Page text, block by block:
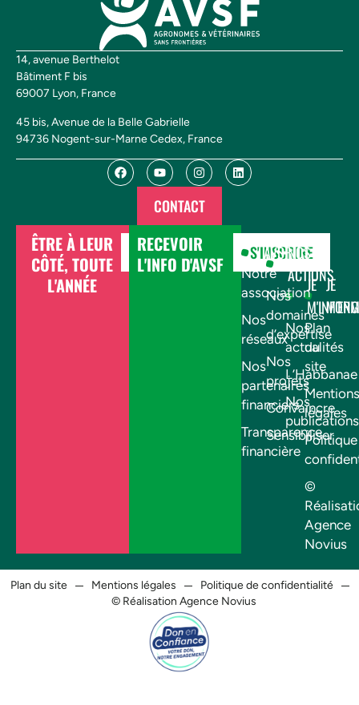
14, avenue Berthelot
Bâtiment F bis
69007 Lyon, France
45 bis, Avenue de la Belle Gabrielle
94736 Nogent-sur-Marne Cedex, France
CONTACT
ÊTRE À LEUR
CÔTÉ, TOUTE
L'ANNÉE
DONNER
RECEVOIR
L'INFO D'AVSF
S'INSCRIRE
AVSF
Notre
association
Nos
réseaux
Nos
partenaires
financiers
Transparence
financière
NOS
ACTIONS
Nos
domaines
d’expertise
Nos
projets
Convaincre
Sensibiliser
JE
Nos
actualités
L’Habbanae
Nos
publications
JE
Plan
du
site
Mentions
légales
©
Agence
Novius
Plan du site Mentions légales
Politique de confidentialité
© Réalisation Agence Novius